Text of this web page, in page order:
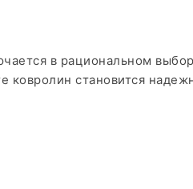
в рациональном
ковролин становится